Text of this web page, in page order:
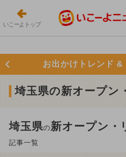
いこーよトップ
お出かけトレンド &
埼玉県の新オープン
埼玉県の新オープン・
記事一覧